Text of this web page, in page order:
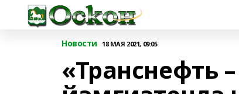
Новости 18 МАЯ 2021, 09:05
«Транснефть